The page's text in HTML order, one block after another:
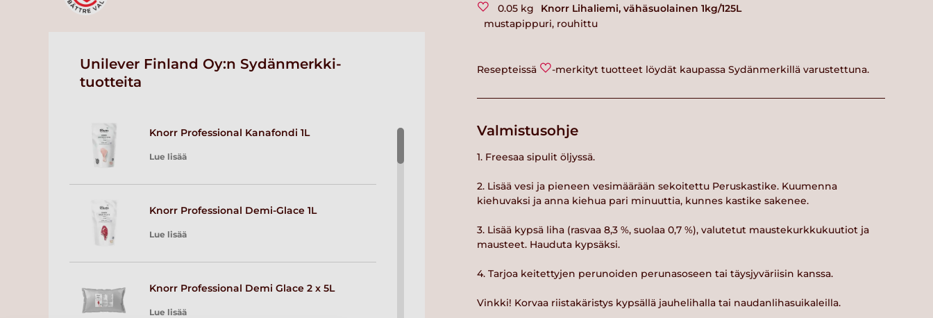
0.05 kg
Knorr Lihaliemi, vähäsuolainen 1kg/125L
mustapippuri, rouhittu
Resepteissä -merkityt tuotteet löydät kaupassa Sydänmerkillä varustettuna.
Valmistusohje
1. Freesaa sipulit öljyssä.
2. Lisää vesi ja pieneen vesimäärään sekoitettu Peruskastike. Kuumenna
kiehuvaksi ja anna kiehua pari minuuttia, kunnes kastike sakenee.
3. Lisää kypsä liha (rasvaa 8,3 %, suolaa 0,7 %), valutetut maustekurkkukuutiot ja
mausteet. Hauduta kypsäksi.
4. Tarjoa keitettyjen perunoiden perunasoseen tai täysjyväriisin kanssa.
Vinkki! Korvaa riistakäristys kypsällä jauhelihalla tai naudanlihasuikaleilla.
Unilever Finland Oy:n Sydänmerkki-
tuotteita
Knorr Professional Kanafondi 1L
Lue lisää
Knorr Professional Demi-Glace 1L
Lue lisää
Knorr Professional Demi Glace 2 x 5L
Lue lisää